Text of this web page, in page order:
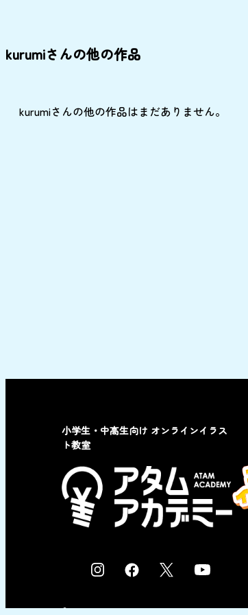
kurumiさんの他の作品
kurumiさんの他の作品はまだありません。
小学生・中高生向け オンラインイラス
ト教室
I
F
Y
© 2023 by ATAM co,Ltd.